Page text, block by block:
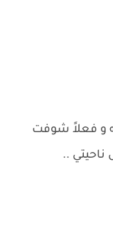
و فعلاً شوفت
..